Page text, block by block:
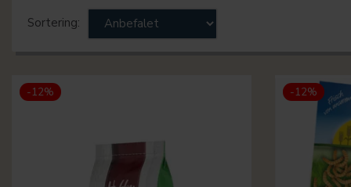
Sortering:
-12% -12%